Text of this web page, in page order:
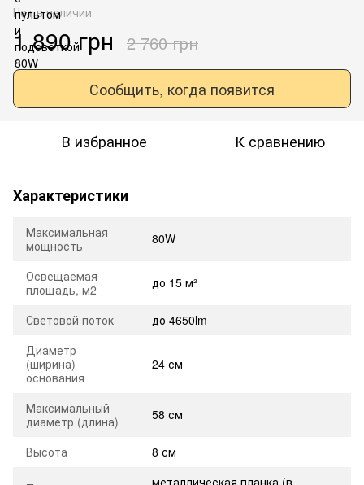
Нет в наличии
1 890 грн 2 760 грн
Сообщить, когда появится
В избранное К сравнению
Характеристики
Максимальная
мощность
80W
Освещаемая
площадь, м2
до 15 м²
Световой поток
до 4650lm
Диаметр
(ширина)
основания
24 см
Максимальный
диаметр (длина)
58 см
Высота 8 см
металлическая планка (в